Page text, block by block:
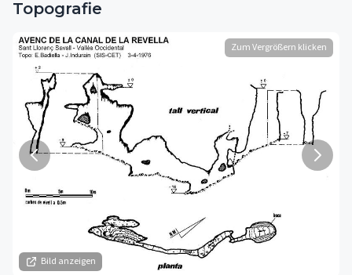
Topografie
Bild anzeigen
Zum Vergrößern klicken